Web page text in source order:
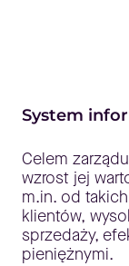
System
Celem
wzrost jej
m.in. od
klientów,
sprzedaży,
pieniężnymi.